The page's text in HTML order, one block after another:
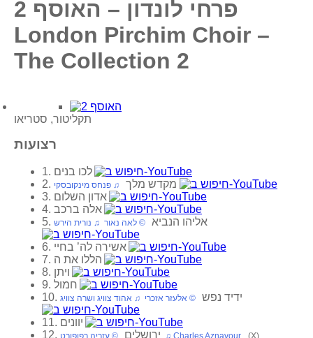
פרחי לונדון – האוסף 2
London Pirchim Choir –
The Collection 2
תקליטור, סטריאו
רצועות
1. לכו בנים
2. מקדש מלך ‏ ♫ פנחס מינקובסקי
3. אדון השלום
4. אלה ברכב
5. אליהו הנביא ‏ © לאה נאור‏ ♫ נורית הירש
6. אשירה לה’ בחיי
7. הללו את ה
8. ויתן
9. חמול
10. ידיד נפש ‏ © אלעזר אזכרי‏ ♫ אהוד צוויג ושרה צוויג
11. יוונים
12. ירושלים ‏ © עזריה רפופורט‏ ♫ Charles Aznavour (X)